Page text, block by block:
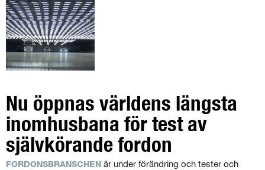
Nu öppnas världens längsta
inomhusbana för test av
självkörande fordon
FORDONSBRANSCHEN är under förändring och tester och